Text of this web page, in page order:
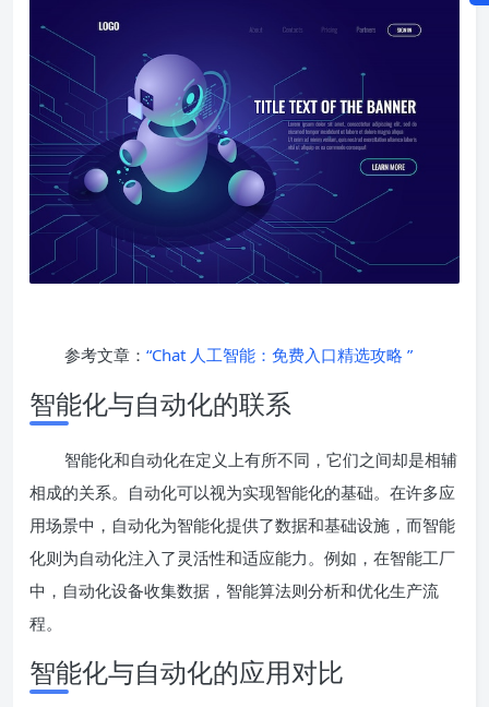
参考文章： “Chat 人工智能：免费入口精选攻略 ”
智能化与自动化的联系
智能化和自动化在定义上有所不同，它们之间却是相辅
相成的关系。自动化可以视为实现智能化的基础。在许多应
用场景中，自动化为智能化提供了数据和基础设施，而智能
化则为自动化注入了灵活性和适应能力。例如，在智能工厂
中，自动化设备收集数据，智能算法则分析和优化生产流
程。
智能化与自动化的应用对比